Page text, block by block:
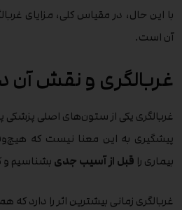
با این حال، در مقیاس کلی، مزایای
آن است.
غربالگری و نقش آن
غربالگری یکی از ستون‌های اصلی پزشکی
پیشگیری به این معنا نیست که
بیماری را قبل از آسیب جدی بشناسیم و
غربالگری زمانی بیشترین اثر را دارد که